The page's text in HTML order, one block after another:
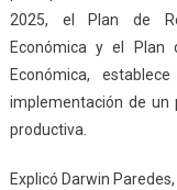
2025, el Plan de
Económica y el Plan
Económica,
implementación de un
productiva.
Explicó Darwin